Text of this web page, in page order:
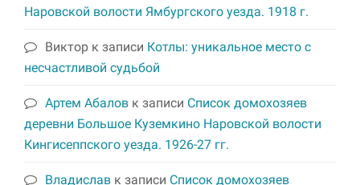
Наровской волости Ямбургского уезда. 1918 г.
Виктор к записи Котлы: уникальное место с
несчастливой судьбой
Артем Абалов к записи Список домохозяев
деревни Большое Куземкино Наровской волости
Кингисеппского уезда. 1926-27 гг.
Владислав к записи Список домохозяев